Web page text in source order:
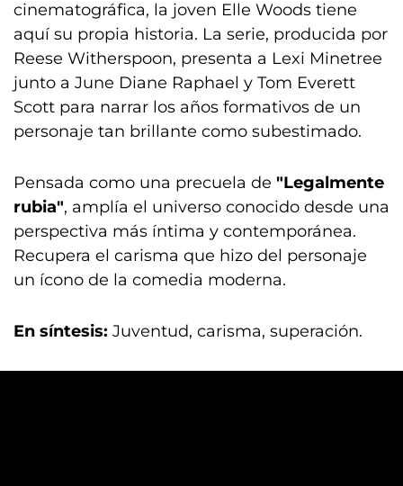
cinematográfica, la joven Elle Woods tiene
aquí su propia historia. La serie, producida por
Reese Witherspoon, presenta a Lexi Minetree
junto a June Diane Raphael y Tom Everett
Scott para narrar los años formativos de un
personaje tan brillante como subestimado.
Pensada como una precuela de "Legalmente
rubia", amplía el universo conocido desde una
perspectiva más íntima y contemporánea.
Recupera el carisma que hizo del personaje
un ícono de la comedia moderna.
En síntesis: Juventud, carisma, superación.